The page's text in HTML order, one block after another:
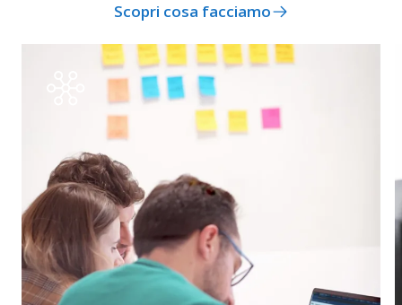
Scopri cosa facciamo